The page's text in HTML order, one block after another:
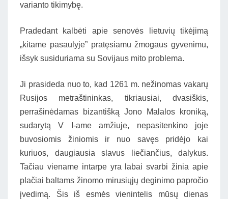
varianto tikimybę.
Pradedant kalbėti apie senovės lietuvių tikėjimą
„kitame pasaulyje” pratęsiamu žmogaus gyvenimu,
išsyk susiduriama su Sovijaus mito problema.
Ji prasideda nuo to, kad 1261 m. nežinomas vakarų
Rusijos metraštininkas, tikriausiai, dvasiškis,
perrašinėdamas bizantišką Jono Malalos kroniką,
sudarytą V I-ame amžiuje, nepasitenkino joje
buvosiomis žiniomis ir nuo savęs pridėjo kai
kuriuos, daugiausia slavus liečiančius, dalykus.
Tačiau viename intarpe yra labai svarbi žinia apie
plačiai baltams žinomo mirusiųjų deginimo papročio
įvedimą. Šis iš esmės vienintelis mūsų dienas